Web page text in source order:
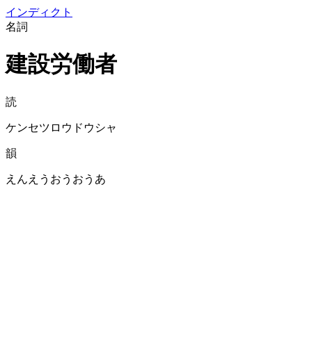
インディクト
名詞
建設労働者
読
ケンセツロウドウシャ
韻
えんえうおうおうあ